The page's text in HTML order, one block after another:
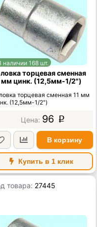
наличии 168 шт.
торцевая сменная
мм цинк. (12,5мм-1/2")
торцевая сменная 11 мм
(12,5мм-1/2")
96 p
В корзину
Купить в 1 клик
товара: 27445